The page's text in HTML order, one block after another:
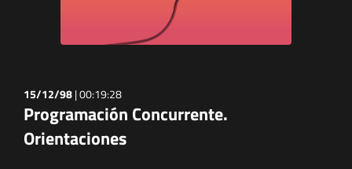
15/12/98|00:19:28
Programación Concurrente.
Orientaciones